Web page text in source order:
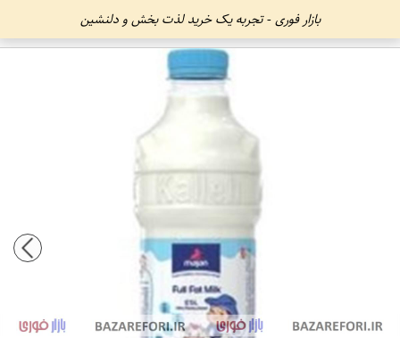
بازار فوری - تجربه یک خرید لذت بخش و دلنشین